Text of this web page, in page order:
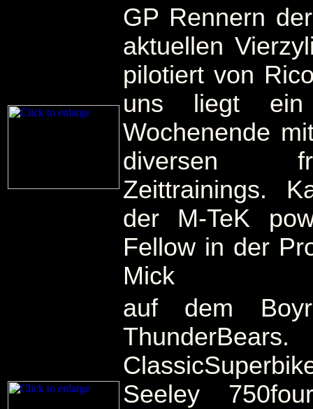
GP Rennern
aktuellen
pilotiert von
uns liegt ein
Wochenende
diversen
Zeittrainings.
der M-TeK
Fellow in der
Mick
auf dem
Seeley